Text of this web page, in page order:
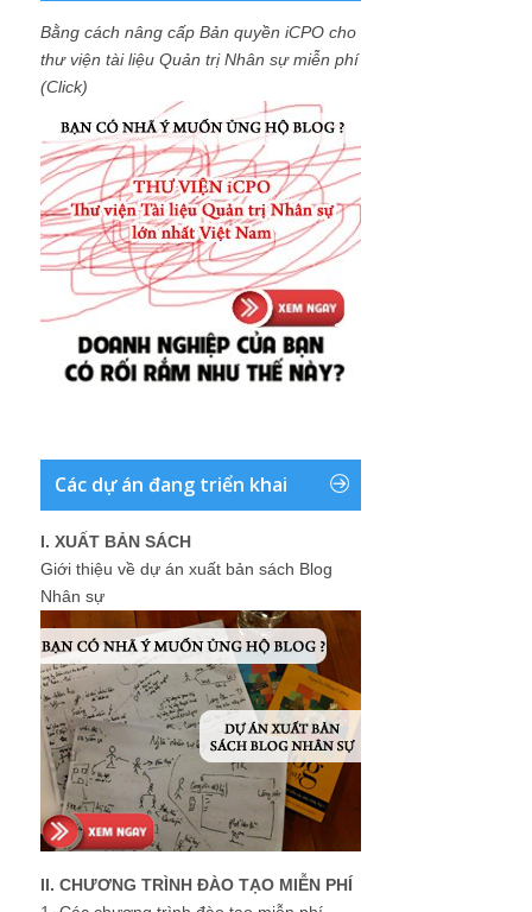
Bằng cách nâng cấp Bản quyền iCPO cho
thư viện tài liệu Quản trị Nhân sự miễn phí
(Click)
Các dự án đang triển khai
I. XUẤT BẢN SÁCH
Giới thiệu về dự án xuất bản sách Blog
Nhân sự
II. CHƯƠNG TRÌNH ĐÀO TẠO MIỄN PHÍ